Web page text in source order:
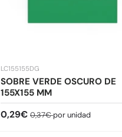
LC155155DG
SOBRE VERDE OSCURO DE
155X155 MM
Precio de venta
0,29€ Precio normal
0,37€por unidad